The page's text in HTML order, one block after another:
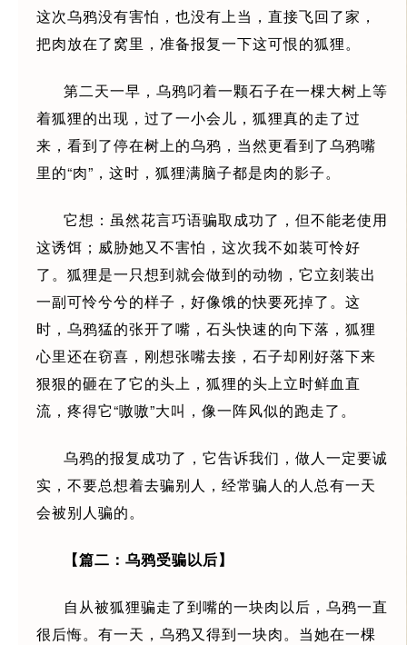
这次乌鸦没有害怕，也没有上当，直接飞回了家，
把肉放在了窝里，准备报复一下这可恨的狐狸。
第二天一早，乌鸦叼着一颗石子在一棵大树上等
着狐狸的出现，过了一小会儿，狐狸真的走了过
来，看到了停在树上的乌鸦，当然更看到了乌鸦嘴
里的“肉”，这时，狐狸满脑子都是肉的影子。
它想：虽然花言巧语骗取成功了，但不能老使用
这诱饵；威胁她又不害怕，这次我不如装可怜好
了。狐狸是一只想到就会做到的动物，它立刻装出
一副可怜兮兮的样子，好像饿的快要死掉了。这
时，乌鸦猛的张开了嘴，石头快速的向下落，狐狸
心里还在窃喜，刚想张嘴去接，石子却刚好落下来
狠狠的砸在了它的头上，狐狸的头上立时鲜血直
流，疼得它“嗷嗷”大叫，像一阵风似的跑走了。
乌鸦的报复成功了，它告诉我们，做人一定要诚
实，不要总想着去骗别人，经常骗人的人总有一天
会被别人骗的。
【篇二：乌鸦受骗以后】
自从被狐狸骗走了到嘴的一块肉以后，乌鸦一直
很后悔。有一天，乌鸦又得到一块肉。当她在一棵